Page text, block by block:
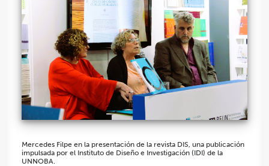
Mercedes Filpe en la presentación de la revista DIS, una publicación
impulsada por el Instituto de Diseño e Investigación (IDI) de la
UNNOBA.